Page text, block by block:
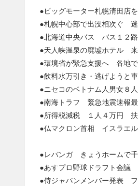
●ビッグモーター札幌清田店
●札幌中心部で出没相次ぐ
●北海道中央バス バス１２
●天人峡温泉の廃墟ホテル
●環境省が緊急支援へ 各地
●飲料水万引き・逃げようと
●ニセコのベトナム人男女８
●南海トラフ 緊急地震速報
●所得税減税 １人４万円 扶
●仏マクロン首相 イスラエ
●レバンガ きょうホームで
●あすプロ野球ドラフト会議
●侍ジャパンメンバー発表 フ